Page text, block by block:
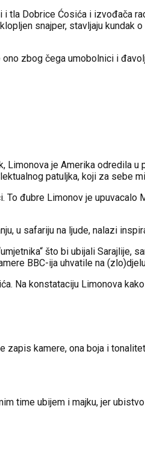
Dobrice Ćosića i izvođača
snajper, stavljaju kundak
zbog čega umobolnici i
je Amerika odredila u
patuljka, koji za sebe
đubre Limonov je upuvacalo
u safariju na ljude, nalazi
što bi ubijali Sarajlije,
BBC-ija uhvatile na
Na konstataciju Limonova
zapis kamere, ona boja i
time ubijem i majku, jer